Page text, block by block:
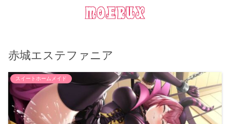
赤城エステファニア
スイートホームメイド